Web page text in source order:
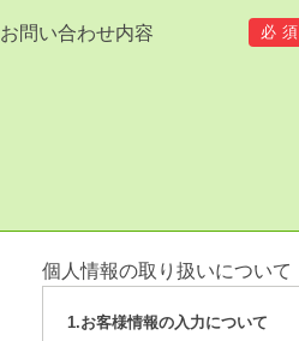
お問い合わせ内容 必須
個人情報の取り扱いについて
1.お客様情報の入力について